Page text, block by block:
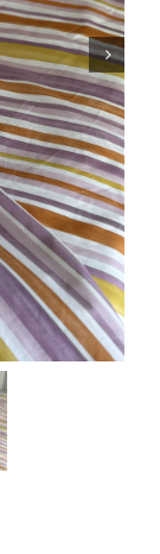
